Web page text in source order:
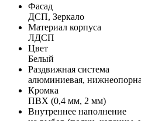
Фасад
ДСП, Зеркало
Материал корпуса
ЛДСП
Цвет
Белый
Раздвижная система
алюминиевая,
Кромка
ПВХ (0,4 мм, 2 мм)
Внутреннее наполнение